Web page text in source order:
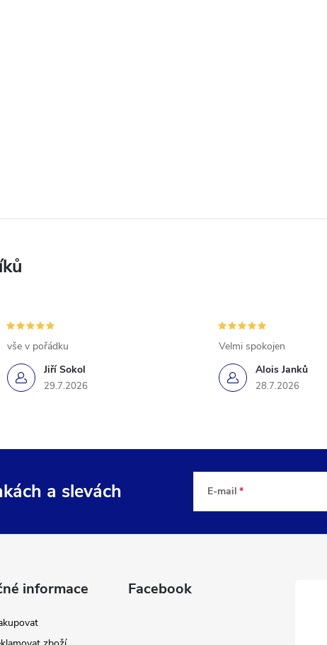
Jiří Sokol
29.7.2026
vše v pořádku
Alois Janků
28.7.2026
Velmi spokojen
a slevách E-mail
informace Facebook